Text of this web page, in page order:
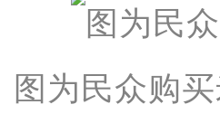
图为民众购